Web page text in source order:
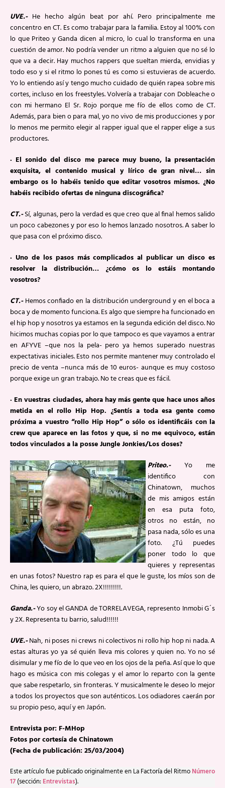
UVE.-He hecho algún beat por ahí. Pero principalmente me
concentro en CT. Es como trabajar para la familia. Estoy al 100% con
lo que Priteo y Ganda dicen al micro, lo cual lo transforma en una
cuestión de amor. No podría vender un ritmo a alguien que no sé lo
que va a decir. Hay muchos rappers que sueltan mierda, envidias y
todo eso y si el ritmo lo pones tú es como si estuvieras de acuerdo.
Yo lo entiendo así y tengo mucho cuidado de quién rapea sobre mis
cortes, incluso en los freestyles. Volvería a trabajar con Dobleache o
con mi hermano El Sr. Rojo porque me fío de ellos como de CT.
Además, para bien o para mal, yo no vivo de mis producciones y por
lo menos me permito elegir al rapper igual que el rapper elige a sus
productores.
· El sonido del disco me parece muy bueno, la presentación
exquisita, el contenido musical y lírico de gran nivel… sin
embargo os lo habéis tenido que editar vosotros mismos. ¿No
habéis recibido ofertas de ninguna discográfica?
CT.-Sí, algunas, pero la verdad es que creo que al final hemos salido
un poco cabezones y por eso lo hemos lanzado nosotros. A saber lo
que pasa con el próximo disco.
· Uno de los pasos más complicados al publicar un disco es
resolver la distribución… ¿cómo os lo estáis montando
vosotros?
CT.-Hemos confiado en la distribución underground y en el boca a
boca y de momento funciona. Es algo que siempre ha funcionado en
el hip hop y nosotros ya estamos en la segunda edición del disco. No
hicimos muchas copias por lo que tampoco es que vayamos a entrar
en AFYVE –que nos la pela- pero ya hemos superado nuestras
expectativas iniciales. Esto nos permite mantener muy controlado el
precio de venta –nunca más de 10 euros- aunque es muy costoso
porque exige un gran trabajo. No te creas que es fácil.
· En vuestras ciudades, ahora hay más gente que hace unos años
metida en el rollo Hip Hop. ¿Sentís a toda esa gente como
próxima a vuestro “rollo Hip Hop” o sólo os identificáis con la
crew que aparece en las fotos y que, si no me equivoco, están
todos vinculados a la posse Jungle Jonkies/Los doses?
Priteo.-Yo me
identifico con
Chinatown, muchos
de mis amigos están
en esa puta foto,
otros no están, no
pasa nada, sólo es una
foto. ¿Tú puedes
poner todo lo que
quieres y representas
en unas fotos? Nuestro rap es para el que le guste, los míos son de
China, les quiero, un abrazo. 2X!!!!!!!!!.
Ganda.-Yo soy el GANDA de TORRELAVEGA, represento Inmobi G´s
y 2X. Representa tu barrio, salud!!!!!!
UVE.-Nah, ni poses ni crews ni colectivos ni rollo hip hop ni nada. A
estas alturas yo ya sé quién lleva mis colores y quien no. Yo no sé
disimular y me fío de lo que veo en los ojos de la peña. Así que lo que
hago es música con mis colegas y el amor lo reparto con la gente
que sabe respetarlo, sin fronteras. Y musicalmente le deseo lo mejor
a todos los proyectos que son auténticos. Los odiadores caerán por
su propio peso, aquí y en Japón.
Entrevista por: F-MHop
Fotos por cortesía de Chinatown
(Fecha de publicación: 25/03/2004)
Este artículo fue publicado originalmente en La Factoría del Ritmo Número
17 (sección: Entrevistas).